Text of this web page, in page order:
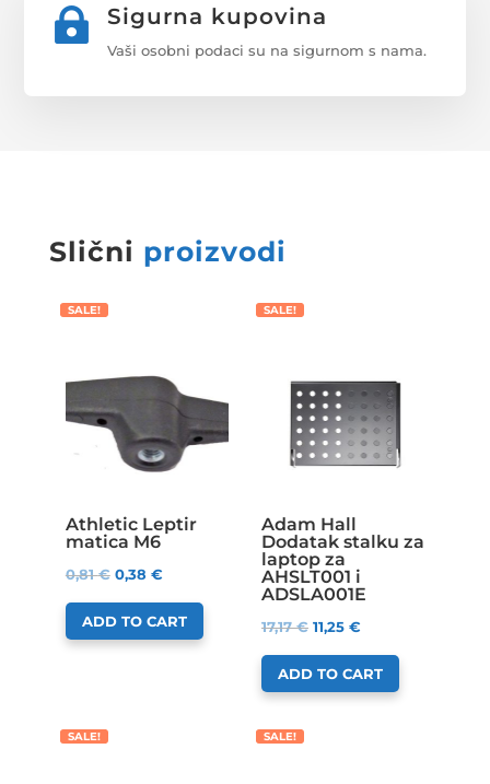
 Sigurna kupovina
Vaši osobni podaci su na sigurnom s nama.
Slični proizvodi
SALE!
Athletic Leptir
matica M6
0,81€ 0,38 €
ADD TO CART
SALE!
Adam Hall
Dodatak stalku za
laptop za
AHSLT001 i
ADSLA001E
17,17€ 11,25 €
ADD TO CART
SALE! SALE!